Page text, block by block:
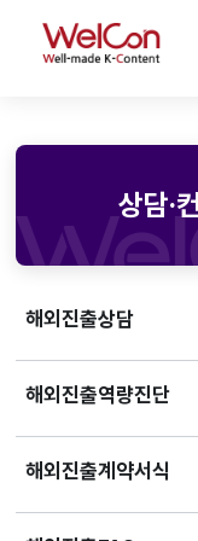
WelCon
상담·
해외진출상담
해외진출역량진단
해외진출계약서식